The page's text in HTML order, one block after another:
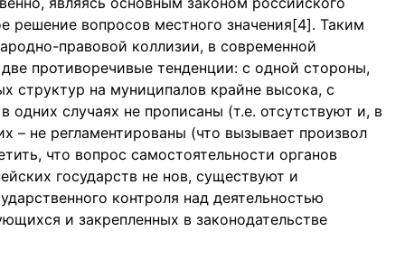
решение вопросов местного значения[4]. Таким
правовой коллизии, в современной
противоречивые тенденции: с одной стороны,
структур на муниципалов крайне высока, с
одних случаях не прописаны (т.е. отсутствуют и, в
– не регламентированы (что вызывает произвол
что вопрос самостоятельности органов
государств не нов, существуют и
контроля над деятельностью
и закрепленных в законодательстве